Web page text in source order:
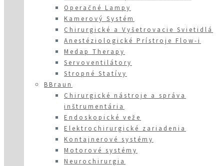
Operačné Lampy
Kamerový Systém
Chirurgické a Vyšetrovacie Svietidlá
Anestéziologické Prístroje Flow-i
Medap Therapy
Servoventilátory
Stropné Statívy
BBraun
Chirurgické nástroje a správa
inštrumentária
Endoskopické veže
Elektrochirurgické zariadenia
Kontajnerové systémy
Motorové systémy
Neurochirurgia